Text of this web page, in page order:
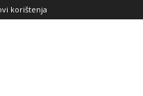
korištenja